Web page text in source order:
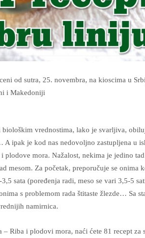
od sutra, 25. novembra, na kioscima u
i Makedoniji
vrednostima, lako je svarljiva,
ipak je kod nas nedovoljno zastupljena u
plodove mora. Nažalost, nekima je jedino
mesom. Za početak, preporučuje se onima
sata (poređenja radi, meso se vari 3,5-5
s problemom rada štitaste žlezde… Sa
namirnica.
Riba i plodovi mora, naći ćete 81 recept za